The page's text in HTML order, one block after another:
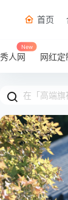
首页
秀人网
New
网红定